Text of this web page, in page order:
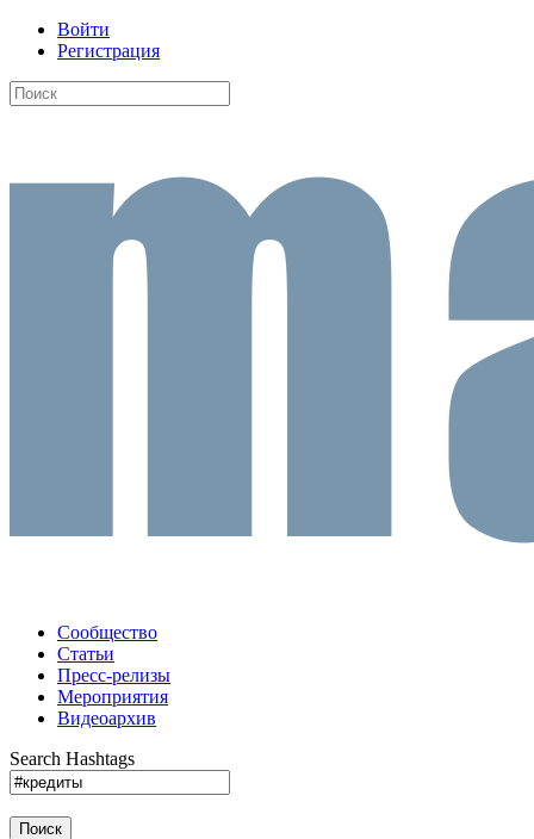
Войти
Регистрация
Сообщество
Статьи
Пресс-релизы
Мероприятия
Видеоархив
Search Hashtags
Поиск